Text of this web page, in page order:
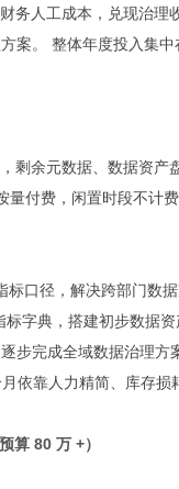
务人工成本，兑现治理
案。 整体年度投入集中
剩余元数据、数据资产
付费，闲置时段不计费
标口径，解决跨部门数
字典，搭建初步数据资
步完成全域数据治理方
依靠人力精简、库存损
算 80 万 +）